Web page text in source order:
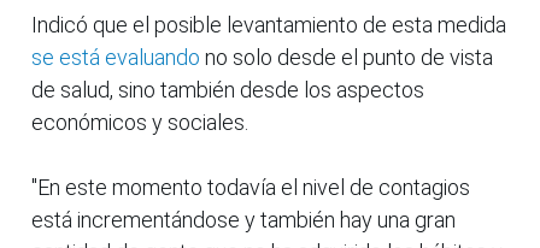
Indicó que el posible levantamiento de esta medida
se está evaluando no solo desde el punto de vista
de salud, sino también desde los aspectos
económicos y sociales.
"En este momento todavía el nivel de contagios
está incrementándose y también hay una gran